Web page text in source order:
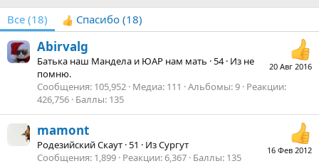
Все (18) Спасибо (18)
20 Авг 2016
Abirvalg
Батька наш Мандела и ЮАР нам мать ·54· Из не
помню.
Сообщения 105,952 Медиа 111 Альбомы 9 Реакции
426,756 Баллы 135
16 Фев 2012
mamont
Родезийский Скаут ·51 · ИзСургут
Сообщения 1,899 Реакции 6,367 Баллы 135